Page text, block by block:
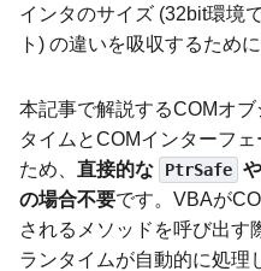
インタのサイズ (32bit環境
ト) の違いを吸収するため
本記事で解説するCOMオ
タイムとCOMインターフ
ため、 直接的な PtrSafe や
の場合不要です。VBAが
されるメソッドを呼び出す
ランタイムが自動的に処理